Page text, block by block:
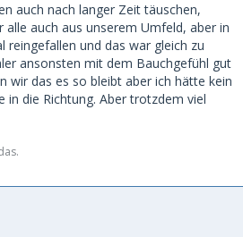
auch nach langer Zeit täuschen,
auch aus unserem Umfeld, aber in
reingefallen und das war gleich zu
ansonsten mit dem Bauchgefühl gut
wir das es so bleibt aber ich hätte kein
in die Richtung. Aber trotzdem viel